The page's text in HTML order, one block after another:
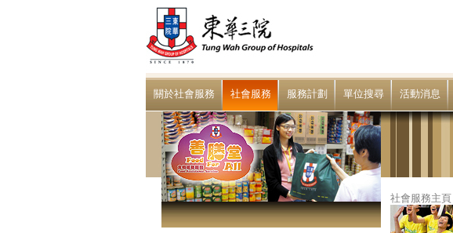
關於社會服務 社會服務 服務計劃 單位搜尋 活動消息
社會服務主頁